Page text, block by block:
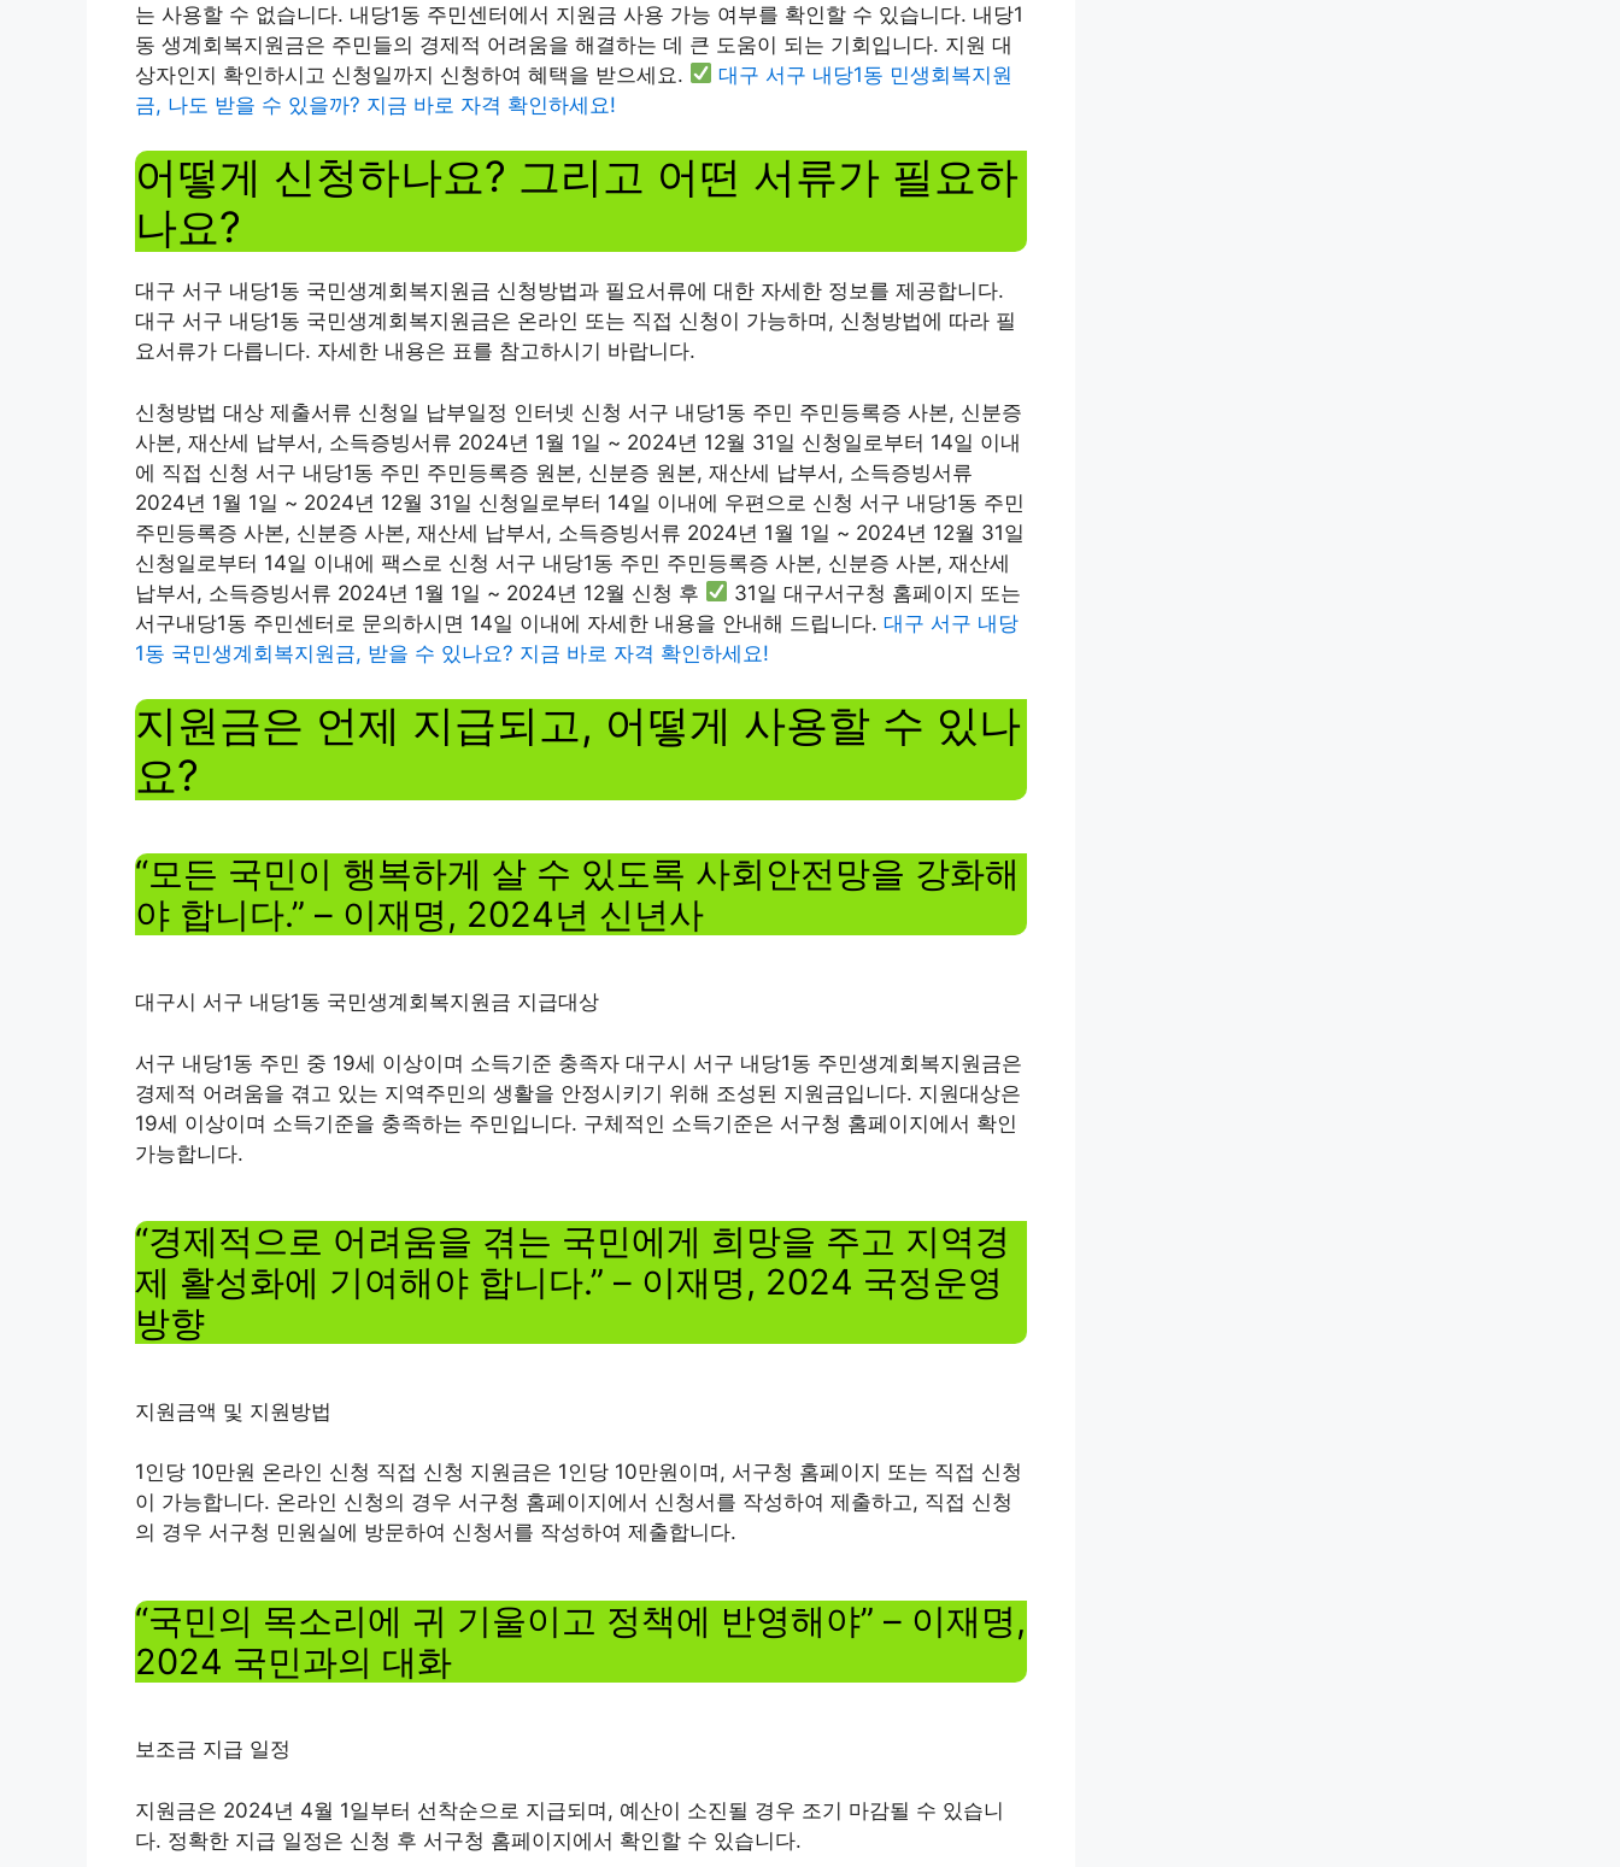
는 사용할 수 없습니다. 내당1동 주민센터에서 지원금 사용 가능 여부를 확인할 수 있습니다. 내당1
동 생계회복지원금은 주민들의 경제적 어려움을 해결하는 데 큰 도움이 되는 기회입니다. 지원 대
상자인지 확인하시고 신청일까지 신청하여 혜택을 받으세요.
대구 서구 내당1동 민생회복지원
금, 나도 받을 수 있을까? 지금 바로 자격 확인하세요!
어떻게 신청하나요? 그리고 어떤 서류가 필요하
나요?
대구 서구 내당1동 국민생계회복지원금 신청방법과 필요서류에 대한 자세한 정보를 제공합니다.
대구 서구 내당1동 국민생계회복지원금은 온라인 또는 직접 신청이 가능하며, 신청방법에 따라 필
요서류가 다릅니다. 자세한 내용은 표를 참고하시기 바랍니다.
신청방법 대상 제출서류 신청일 납부일정 인터넷 신청 서구 내당1동 주민 주민등록증 사본, 신분증
사본, 재산세 납부서, 소득증빙서류 2024년 1월 1일 ~ 2024년 12월 31일 신청일로부터 14일 이내
에 직접 신청 서구 내당1동 주민 주민등록증 원본, 신분증 원본, 재산세 납부서, 소득증빙서류
2024년 1월 1일 ~ 2024년 12월 31일 신청일로부터 14일 이내에 우편으로 신청 서구 내당1동 주민
주민등록증 사본, 신분증 사본, 재산세 납부서, 소득증빙서류 2024년 1월 1일 ~ 2024년 12월 31일
신청일로부터 14일 이내에 팩스로 신청 서구 내당1동 주민 주민등록증 사본, 신분증 사본, 재산세
납부서, 소득증빙서류 2024년 1월 1일 ~ 2024년 12월 신청 후
31일 대구서구청 홈페이지 또는
서구내당1동 주민센터로 문의하시면 14일 이내에 자세한 내용을 안내해 드립니다. 대구 서구 내당
1동 국민생계회복지원금, 받을 수 있나요? 지금 바로 자격 확인하세요!
지원금은 언제 지급되고, 어떻게 사용할 수 있나
요?
“모든 국민이 행복하게 살 수 있도록 사회안전망을 강화해
야 합니다.” – 이재명, 2024년 신년사
대구시 서구 내당1동 국민생계회복지원금 지급대상
서구 내당1동 주민 중 19세 이상이며 소득기준 충족자 대구시 서구 내당1동 주민생계회복지원금은
경제적 어려움을 겪고 있는 지역주민의 생활을 안정시키기 위해 조성된 지원금입니다. 지원대상은
19세 이상이며 소득기준을 충족하는 주민입니다. 구체적인 소득기준은 서구청 홈페이지에서 확인
가능합니다.
“경제적으로 어려움을 겪는 국민에게 희망을 주고 지역경
제 활성화에 기여해야 합니다.” – 이재명, 2024 국정운영
방향
지원금액 및 지원방법
1인당 10만원 온라인 신청 직접 신청 지원금은 1인당 10만원이며, 서구청 홈페이지 또는 직접 신청
이 가능합니다. 온라인 신청의 경우 서구청 홈페이지에서 신청서를 작성하여 제출하고, 직접 신청
의 경우 서구청 민원실에 방문하여 신청서를 작성하여 제출합니다.
“국민의 목소리에 귀 기울이고 정책에 반영해야” – 이재명,
2024 국민과의 대화
보조금 지급 일정
지원금은 2024년 4월 1일부터 선착순으로 지급되며, 예산이 소진될 경우 조기 마감될 수 있습니
다. 정확한 지급 일정은 신청 후 서구청 홈페이지에서 확인할 수 있습니다.